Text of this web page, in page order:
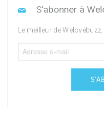
S'abonner à
Le meilleur de